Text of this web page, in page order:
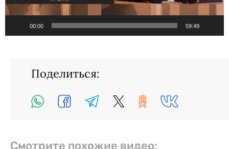
00:00 59:49
Поделиться:
Смотрите похожие видео: